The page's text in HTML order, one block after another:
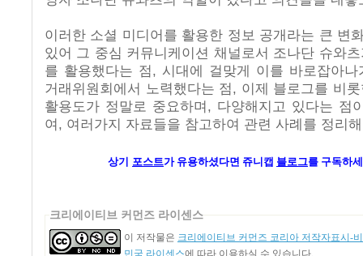
이러한 소셜 미디어를 활용한 정보 공개라는 큰 변
있어 그 중심 커뮤니케이션 채널로서 조나단 슈와
를 활용했다는 점, 시대에 걸맞게 이를 바로잡아
거래위원회에서 노력했다는 점, 이제 블로그를 비
활용도가 정말로 중요하며, 다양해지고 있다는 점
여, 여러가지 자료들을 참고하여 관련 사례를 정리
상기 포스트가 유용하셨다면 쥬니캡 블로그를 구독하
크리에이티브 커먼즈 라이센스
이 저작물은 크리에이티브 커먼즈 코리아 저작자표시-